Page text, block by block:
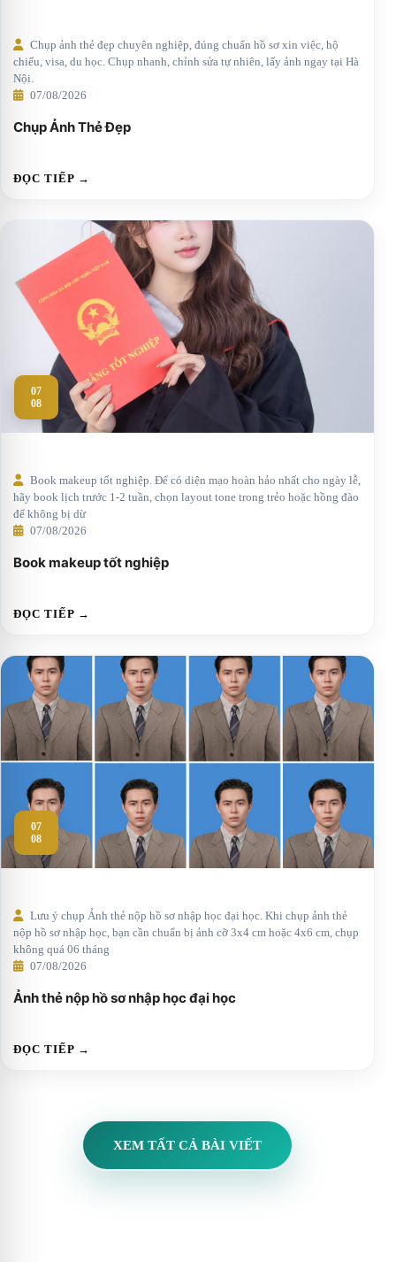
Chụp ảnh thẻ đẹp chuyên nghiệp, đúng chuẩn hồ sơ xin việc, hộ
chiếu, visa, du học. Chụp nhanh, chỉnh sửa tự nhiên, lấy ảnh ngay tại Hà
Nội.
07/08/2026
Chụp Ảnh Thẻ Đẹp
ĐỌC TIẾP →
07
08
Book makeup tốt nghiệp. Để có diện mạo hoàn hảo nhất cho ngày lễ,
hãy book lịch trước 1-2 tuần, chọn layout tone trong trẻo hoặc hồng đào
để không bị dừ
07/08/2026
Book makeup tốt nghiệp
ĐỌC TIẾP →
07
08
Lưu ý chụp Ảnh thẻ nộp hồ sơ nhập học đại học. Khi chụp ảnh thẻ
nộp hồ sơ nhập học, bạn cần chuẩn bị ảnh cỡ 3x4 cm hoặc 4x6 cm, chụp
không quá 06 tháng
07/08/2026
Ảnh thẻ nộp hồ sơ nhập học đại học
ĐỌC TIẾP →
XEM TẤT CẢ BÀI VIẾT